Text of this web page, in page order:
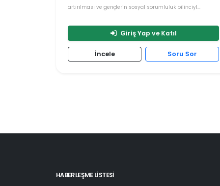
artırılması ve gençlerin sosyal sorumluluk bilinciyl...
Giriş Yap ve Katıl
İncele Soru Sor
HABERLEŞME LİSTESİ